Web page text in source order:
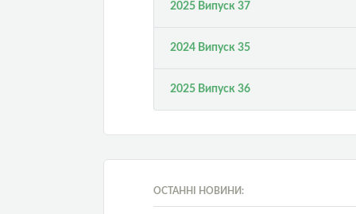
2025 Випуск 37
2024 Випуск 35
2025 Випуск 36
ОСТАННІ НОВИНИ: